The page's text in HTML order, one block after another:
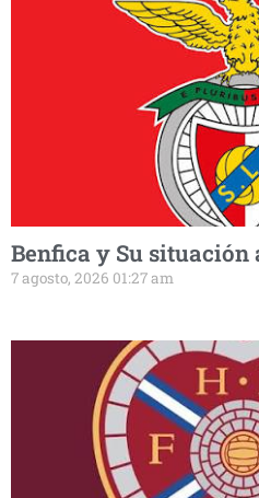
Benfica y Su situación
7 agosto, 2026 01:27 am